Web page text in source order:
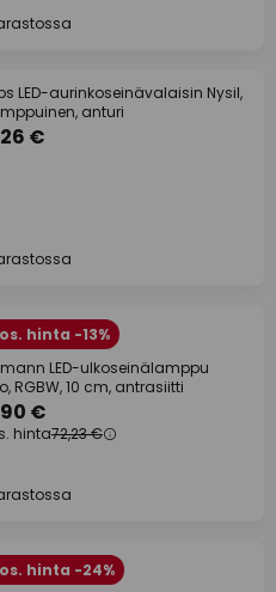
LED-aurinkoseinävalaisin Nysil,
anturi
€
hinta -13%
LED-ulkoseinälamppu
RGBW, 10 cm, antrasiitti
€
hinta72,23 €
hinta -24%